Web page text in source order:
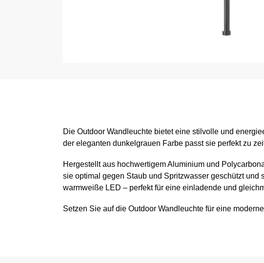
Die Outdoor Wandleuchte bietet eine stilvolle und
der eleganten dunkelgrauen Farbe passt sie perfekt zu
Hergestellt aus hochwertigem Aluminium und
sie optimal gegen Staub und Spritzwasser geschützt
warmweiße LED – perfekt für eine einladende und
Setzen Sie auf die Outdoor Wandleuchte für eine